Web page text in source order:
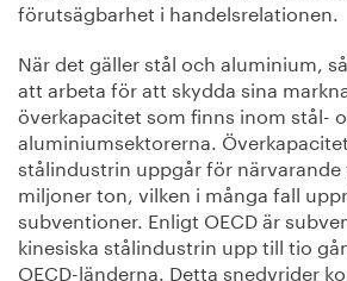
förutsägbarhet i handelsrelationen.
När det gäller stål och aluminium,
att arbeta för att skydda sina
överkapacitet som finns inom stål-
aluminiumsektorerna.
stålindustrin uppgår för
miljoner ton, vilken i många fall
subventioner. Enligt OECD är
kinesiska stålindustrin upp till tio
OECD-länderna. Detta snedvrider